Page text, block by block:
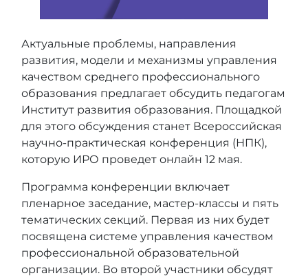
Актуальные проблемы, направления
развития, модели и механизмы управления
качеством среднего профессионального
образования предлагает обсудить педагогам
Институт развития образования. Площадкой
для этого обсуждения станет Всероссийская
научно-практическая конференция (НПК),
которую ИРО проведет онлайн 12 мая.
Программа конференции включает
пленарное заседание, мастер-классы и пять
тематических секций. Первая из них будет
посвящена системе управления качеством
профессиональной образовательной
организации. Во второй участники обсудят